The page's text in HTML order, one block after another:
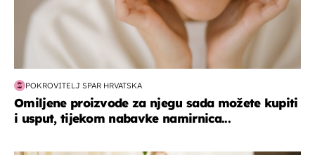
POKROVITELJ SPAR HRVATSKA
Omiljene proizvode za njegu sada možete kupiti
i usput, tijekom nabavke namirnica...